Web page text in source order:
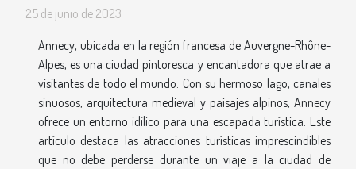
25 de junio de 2023
Annecy, ubicada en la región francesa de Auvergne-Rhône-
Alpes, es una ciudad pintoresca y encantadora que atrae a
visitantes de todo el mundo. Con su hermoso lago, canales
sinuosos, arquitectura medieval y paisajes alpinos, Annecy
ofrece un entorno idílico para una escapada turística. Este
artículo destaca las atracciones turísticas imprescindibles
que no debe perderse durante un viaje a la ciudad de